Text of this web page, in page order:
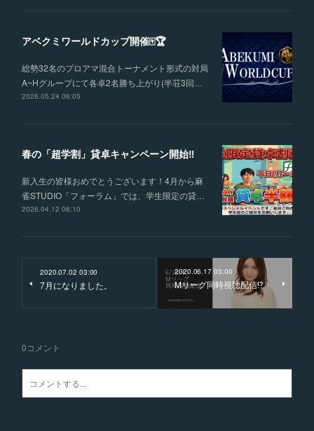
アベクミワールドカップ開催🀄🏆
総勢32名のプロアマ混合トーナメント形式の対局
A~Hグループにて各卓2名勝ち上がり(半荘3回…
2026.05.24 06:05
春の「超学割」貸卓キャンペーン開始‼
新入生の皆様おめでとうございます！4月から麻
雀STUDIO「フォーラム」では、学生限定の貸…
2026.04.12 06:10
2020.07.02 03:00
7月になりました。
2020.06.17 03:00
Mリーグ同時視聴配信⁉️
0コメント